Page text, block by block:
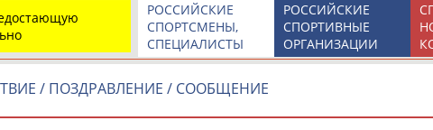
КНОПКИ РЕКЛАМА
РОССИЙСКИЕ
СПОРТИВНЫЕ
ОРГАНИЗАЦИИ
РОССИЙСКИЕ
СПОРТСМЕНЫ,
СПЕЦИАЛИСТЫ
/ ПОЗДРАВЛЕНИЕ / СООБЩЕНИЕ